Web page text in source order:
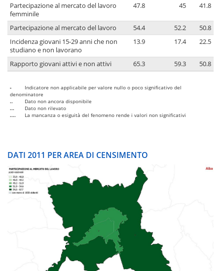
Partecipazione al mercato del lavoro
femminile
47.8 45 41.8
Partecipazione al mercato del lavoro 54.4 52.2
50.8
Incidenza giovani 15-29 anni che non
studiano e non lavorano
13.9 17.4 22.5
Rapporto giovani attivi e non attivi 65.3 59.3 50.8
-
Indicatore non applicabile per valore nullo o poco significativo del
denominatore
..
Dato non ancora disponibile
...
Dato non rilevato
....
La mancanza o esiguità del fenomeno rende i valori non significativi
DATI 2011 PER AREA DI CENSIMENTO